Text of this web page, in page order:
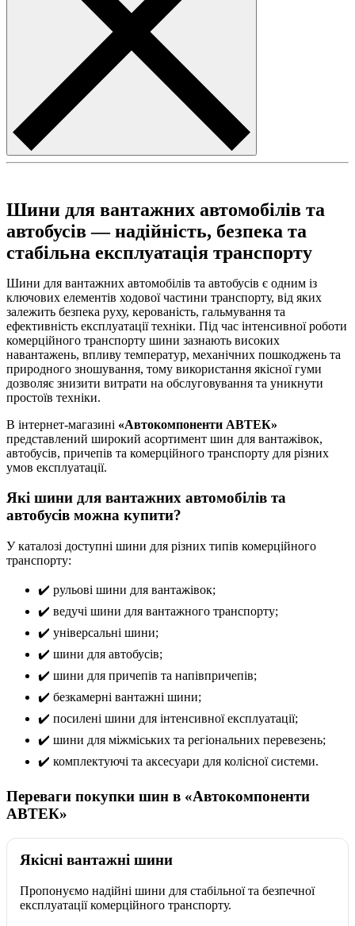
Шини для вантажних автомобілів та
автобусів — надійність, безпека та
стабільна експлуатація транспорту
Шини для вантажних автомобілів та автобусів є одним із
ключових елементів ходової частини транспорту, від яких
залежить безпека руху, керованість, гальмування та
ефективність експлуатації техніки. Під час інтенсивної роботи
комерційного транспорту шини зазнають високих
навантажень, впливу температур, механічних пошкоджень та
природного зношування, тому використання якісної гуми
дозволяє знизити витрати на обслуговування та уникнути
простоїв техніки.
В інтернет-магазині «Автокомпоненти АВТЕК»
представлений широкий асортимент шин для вантажівок,
автобусів, причепів та комерційного транспорту для різних
умов експлуатації.
Які шини для вантажних автомобілів та
автобусів можна купити?
У каталозі доступні шини для різних типів комерційного
транспорту:
✔️ рульові шини для вантажівок;
✔️ ведучі шини для вантажного транспорту;
✔️ універсальні шини;
✔️ шини для автобусів;
✔️ шини для причепів та напівпричепів;
✔️ безкамерні вантажні шини;
✔️ посилені шини для інтенсивної експлуатації;
✔️ шини для міжміських та регіональних перевезень;
✔️ комплектуючі та аксесуари для колісної системи.
Переваги покупки шин в «Автокомпоненти
АВТЕК»
Якісні вантажні шини
Пропонуємо надійні шини для стабільної та безпечної
експлуатації комерційного транспорту.